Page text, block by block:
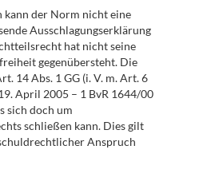
kann der Norm nicht eine
Ausschlagungserklärung
hat nicht seine
gegenübersteht. Die
14 Abs. 1 GG (i. V. m. Art. 6
April 2005 – 1 BvR 1644/00
sich doch um
schließen kann. Dies gilt
Anspruch